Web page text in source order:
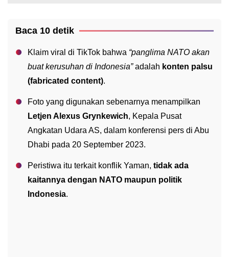
Baca 10 detik
Klaim viral di TikTok bahwa “panglima NATO akan
buat kerusuhan di Indonesia”adalah konten palsu
(fabricated content).
Foto yang digunakan sebenarnya menampilkan
Letjen Alexus Grynkewich, Kepala Pusat
Angkatan Udara AS, dalam konferensi pers di Abu
Dhabi pada 20 September 2023.
Peristiwa itu terkait konflik Yaman, tidak ada
kaitannya dengan NATO maupun politik
Indonesia.